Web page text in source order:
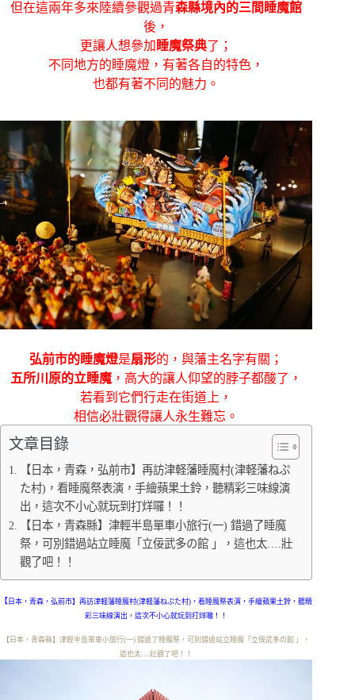
但在這兩年多來陸續參觀過青森縣境內的三間睡魔館
後，
更讓人想參加 睡魔祭典了；
不同地方的睡魔燈，有著各自的特色，
也都有著不同的魅力。
弘前市的睡魔燈是扇形的，與藩主名字有關；
五所川原的立睡魔 ，高大的讓人仰望的脖子都酸了，
若看到它們行走在街道上，
相信必壯觀得讓人永生難忘。
文章目錄
【日本，青森，弘前市】再訪津軽藩睡魔村(津軽藩ねぷ
た村)，看睡魔祭表演，手繪蘋果土鈴，聽精彩三味線演
出，這次不小心就玩到打烊囉！！
【日本，青森縣】津輕半島單車小旅行(一) 錯過了睡魔
祭，可別錯過站立睡魔「立佞武多の館 」，這也太….壯
觀了吧！！
【 日本，青森，弘前市】再訪津軽藩睡魔村(津軽藩ねぷた村)，看睡魔祭表演，手繪蘋果土鈴，聽精
彩三味線演出，這次不小心就玩到打烊囉！！
【日本，青森縣】津輕半島單車小旅行(一) 錯過了睡魔祭，可別錯過站立睡魔「立佞武多の館 」，
這也太….壯觀了吧！！